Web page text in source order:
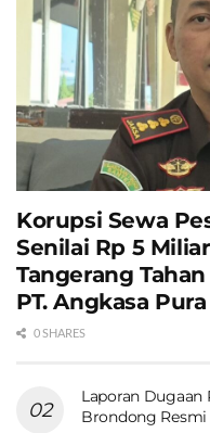
Korupsi Sewa
Senilai Rp 5
Tangerang
PT. Angkasa
0 SHARES
Laporan Dugaan
Brondong